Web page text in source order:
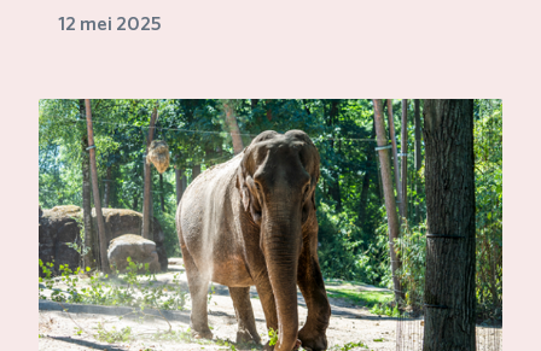
in ons park g…
12 mei 2025